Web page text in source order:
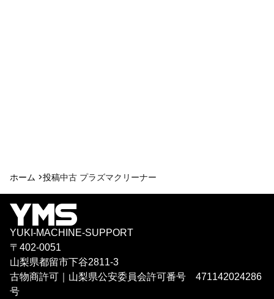
ホーム >投稿中古 プラズマクリーナー
YUKI-MACHINE-SUPPORT
〒402-0051
山梨県都留市下谷2811-3
古物商許可｜山梨県公安委員会許可番号 471142024286
号